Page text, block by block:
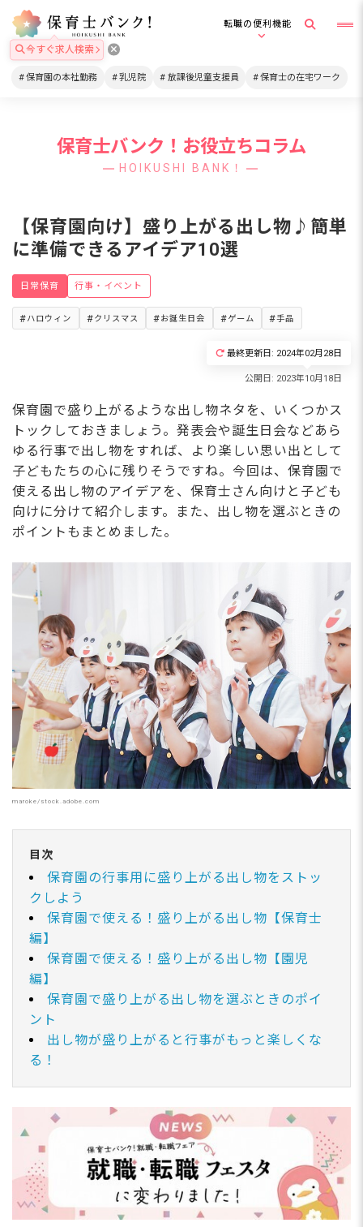
転職の便利機能
今すぐ求人検索
保育園の本社勤務 乳児院 放課後児童支援員 保育士の在宅ワーク
保育士バンク！お役立ちコラム
HOIKUSHI BANK！
【保育園向け】盛り上がる出し物♪簡単
に準備できるアイデア10選
日常保育 行事・イベント
ハロウィン クリスマス お誕生日会 ゲーム 手品
最終更新日: 2024年02月28日
保育園で盛り上がるような出し物ネタを、いくつかス
トックしておきましょう。発表会や誕生日会などあら
ゆる行事で出し物をすれば、より楽しい思い出として
子どもたちの心に残りそうですね。今回は、保育園で
使える出し物のアイデアを、保育士さん向けと子ども
向けに分けて紹介します。また、出し物を選ぶときの
ポイントもまとめました。
maroke/stock.adobe.com
目次
保育園の行事用に盛り上がる出し物をストッ
クしよう
保育園で使える！盛り上がる出し物【保育士
編】
保育園で使える！盛り上がる出し物【園児
編】
保育園で盛り上がる出し物を選ぶときのポイ
ント
出し物が盛り上がると行事がもっと楽しくな
る！